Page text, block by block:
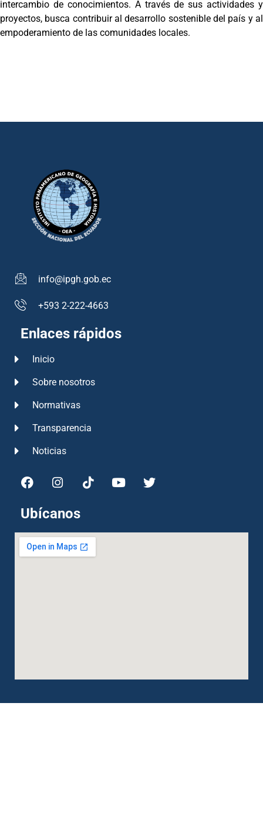
intercambio de conocimientos. A través de sus actividades y
proyectos, busca contribuir al desarrollo sostenible del país y al
empoderamiento de las comunidades locales.
info@ipgh.gob.ec
+593 2-222-4663
Enlaces rápidos
Inicio
Sobre nosotros
Normativas
Transparencia
Noticias
Ubícanos